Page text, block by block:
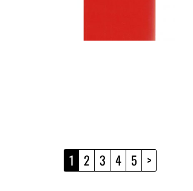
1 2 3 4 5 >